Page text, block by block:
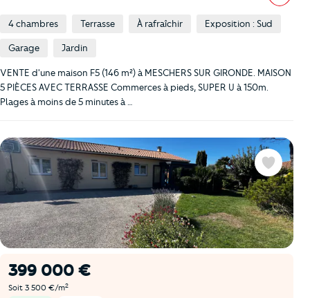
4 chambres Terrasse À rafraîchir Exposition : Sud
Garage Jardin
VENTE d'une maison F5 (146 m²) à MESCHERS SUR GIRONDE. MAISON
5 PIÈCES AVEC TERRASSE Commerces à pieds, SUPER U à 150m.
Plages à moins de 5 minutes à …
399 000 €
Soit 3 500 €/m2
Favoris